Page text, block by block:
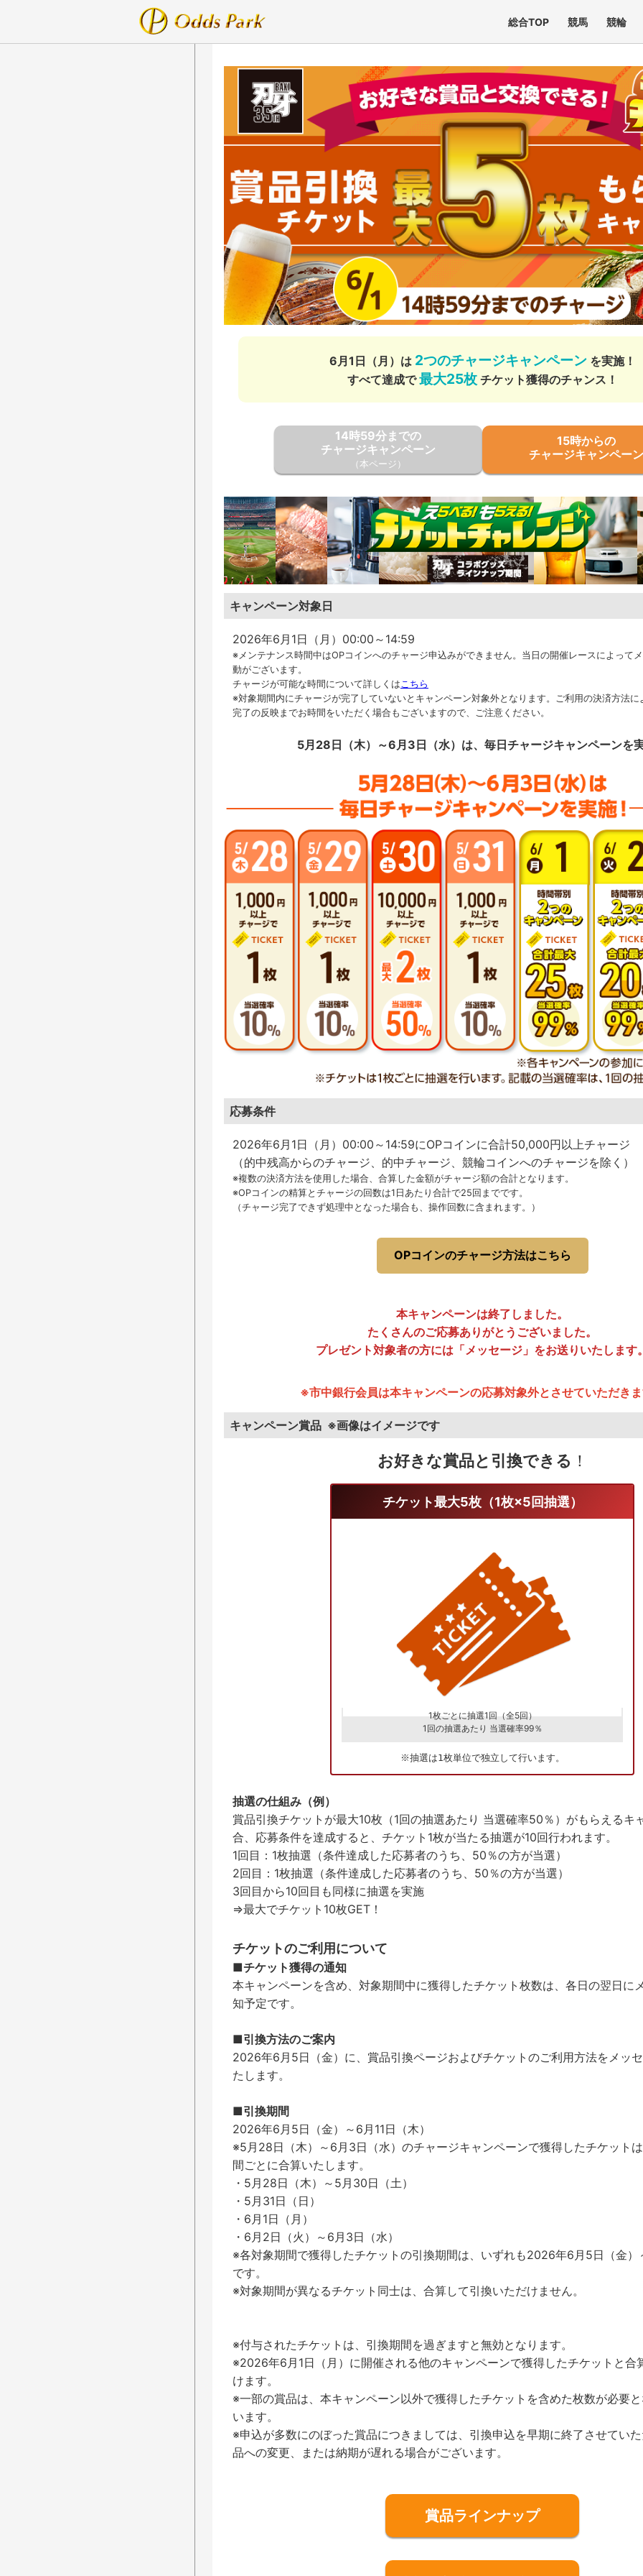
総合TOP 競馬 競輪
6月1日（月）は 2つのチャージキャンペーンを実施！
すべて達成で最大25枚チケット獲得のチャンス！
14時59分までの
チャージキャンペーン
（本ページ）
15時からの
チャージキャンペーン
キャンペーン対象日
2026年6月1日（月）00:00～14:59
※メンテナンス時間中はOPコインへのチャージ申込みができません。当日の開催レースによって
動がございます。
チャージが可能な時間について詳しくは こちら
※対象期間内にチャージが完了していないとキャンペーン対象外となります。ご利用の決済方法に
完了の反映までお時間をいただく場合もございますので、ご注意ください。
5月28日（木）～6月3日（水）は、毎日チャージキャンペーンを
応募条件
2026年6月1日（月）00:00～14:59にOPコインに合計50,000円以上チャージ
（的中残高からのチャージ、的中チャージ、競輪コインへのチャージを除く）
※複数の決済方法を使用した場合、合算した金額がチャージ額の合計となります。
※OPコインの精算とチャージの回数は1日あたり合計で25回までです。
（チャージ完了できず処理中となった場合も、操作回数に含まれます。）
OPコインのチャージ方法はこちら
本キャンペーンは終了しました。
たくさんのご応募ありがとうございました。
プレゼント対象者の方には 「メッセージ」をお送りいたします
※市中銀行会員は本キャンペーンの応募対象外とさせていただき
キャンペーン賞品 ※画像はイメージです
お好きな賞品と引換できる ！
チケット最大5枚（1枚×5回抽選）
1枚ごとに抽選1回（全5回）
1回の抽選あたり 当選確率99％​
※抽選は1枚単位で独立して行います。
抽選の仕組み​（例）
賞品引換チケットが最大10枚（1回の抽選あたり 当選確率50％）がもらえるキ
合、応募条件を達成すると、チケット1枚が当たる抽選が10回行われます。
1回目：1枚抽選（条件達成した応募者のうち、50％の方が当選）
2回目：1枚抽選（条件達成した応募者のうち、50％の方が当選）
3回目から10回目も同様に抽選を実施
⇒最大でチケット10枚GET！
チケットのご利用について
■チケット獲得の通知
本キャンペーンを含め、対象期間中に獲得したチケット枚数は、各日の翌日に
知予定です。
■引換方法のご案内
2026年6月5日（金）に、賞品引換ページおよびチケットのご利用方法をメッ
たします。
■引換期間​
2026年6月5日（金）～6月11日（木）
※5月28日（木）～6月3日（水）のチャージキャンペーンで獲得したチケット
間ごとに合算いたします。
・5月28日（木）～5月30日（土）
・5月31日（日）
・6月1日（月）
・6月2日（火）～6月3日（水）
※各対象期間で獲得したチケットの引換期間は、いずれも2026年6月5日（金）
です。
※対象期間が異なるチケット同士は、合算して引換いただけません。
※付与されたチケットは、引換期間を過ぎますと無効となります。
※2026年6月1日（月）に開催される他のキャンペーンで獲得したチケットと合
けます。
※一部の賞品は、本キャンペーン以外で獲得したチケットを含めた枚数が必要
います。
※申込が多数にのぼった賞品につきましては、引換申込を早期に終了させてい
品への変更、または納期が遅れる場合がございます。
賞品ラインナップ